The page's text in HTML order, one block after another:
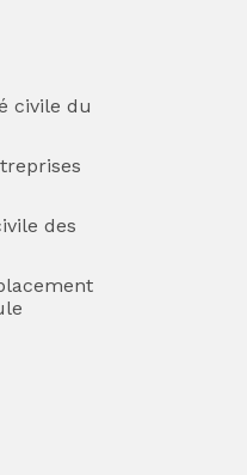
civile du
des